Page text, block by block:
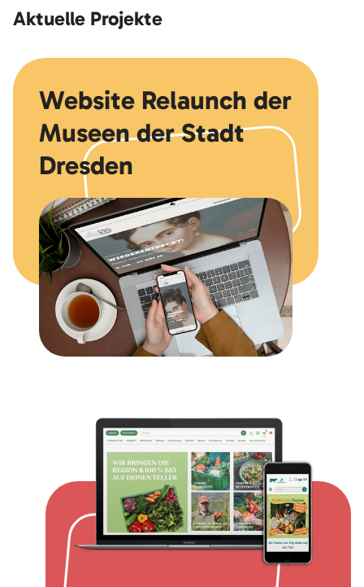
Aktuelle Projekte
Website Relaunch der
Museen der Stadt
Dresden